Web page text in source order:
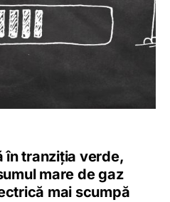
în tranziția verde,
mare de gaz
mai scumpă